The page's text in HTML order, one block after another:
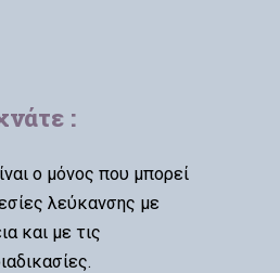
:
ο μόνος που μπορεί
λεύκανσης με
και με τις